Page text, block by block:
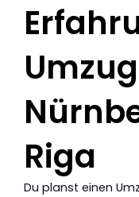
Riga
Du planst einen